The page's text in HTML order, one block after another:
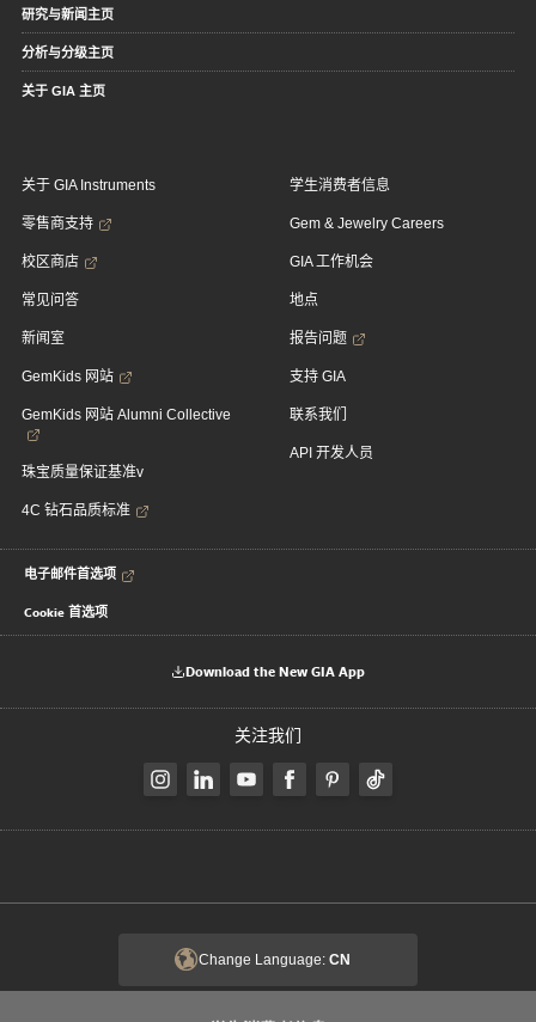
研究与新闻主页
分析与分级主页
关于 GIA 主页
关于 GIA Instruments
零售商支持
校区商店
常见问答
新闻室
GemKids 网站
GemKids 网站 Alumni Collective
珠宝质量保证基准v
4C 钻石品质标准
学生消费者信息
Gem & Jewelry Careers
GIA 工作机会
地点
报告问题
支持 GIA
联系我们
API 开发人员
电子邮件首选项
Cookie 首选项
Download the New GIA App
关注我们
Change Language: CN